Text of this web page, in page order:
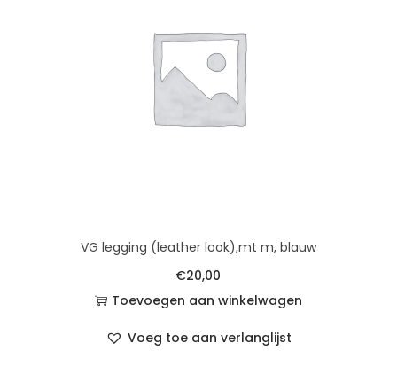
VG legging (leather look),mt m, blauw
€20,00
Toevoegen aan winkelwagen
Voeg toe aan verlanglijst